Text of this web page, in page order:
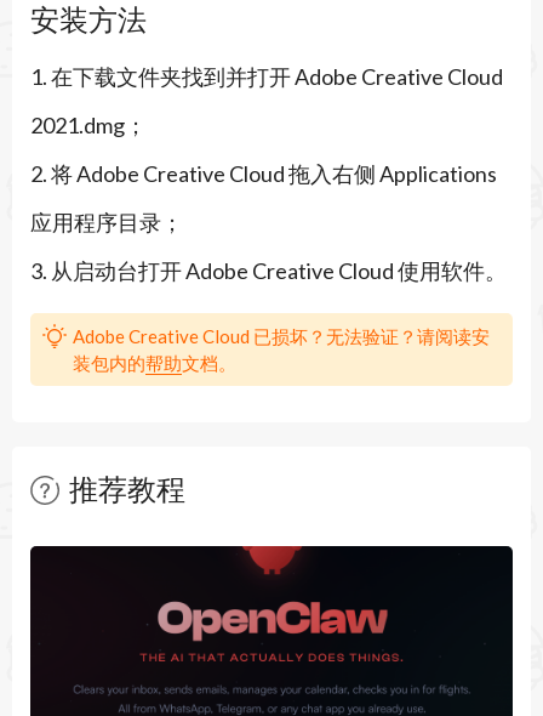
件即可成功。其他软件操作方法相同。小编亲测
Photoshop、illustrator、Dreamweaver用此方法
成功。
安装方法
1. 在下载文件夹找到并打开 Adobe Creative Cloud
2021.dmg；
2. 将 Adobe Creative Cloud 拖入右侧 Applications
应用程序目录；
3. 从启动台打开 Adobe Creative Cloud 使用软件。
Adobe Creative Cloud 已损坏？无法验证？请阅读安
装包内的帮助文档。
推荐教程
暂无文章